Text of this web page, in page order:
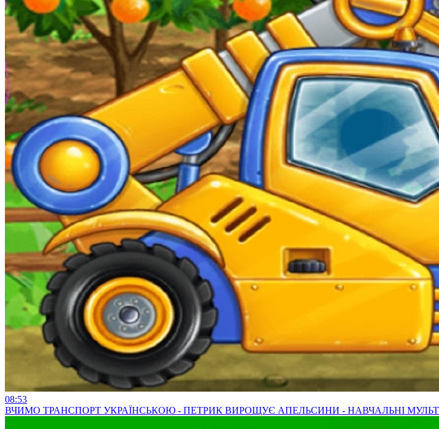
08:53
ВЧИМО ТРАНСПОРТ УКРАЇНСЬКОЮ - ПЕТРИК ВИРОЩУЄ АПЕЛЬСИНИ - НАВЧАЛЬНІ